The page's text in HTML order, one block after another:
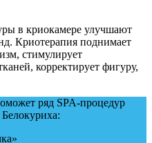
в криокамере улучшают
Криотерапия поднимает
стимулирует
корректирует фигуру,
ряд SPA-процедур